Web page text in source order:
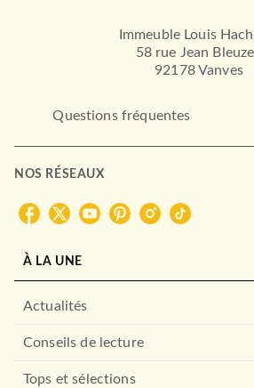
Immeuble Louis
58 rue Jean
92178 Vanves
Questions fréquentes
NOS RÉSEAUX
À LA UNE
Actualités
Conseils de lecture
Tops et sélections